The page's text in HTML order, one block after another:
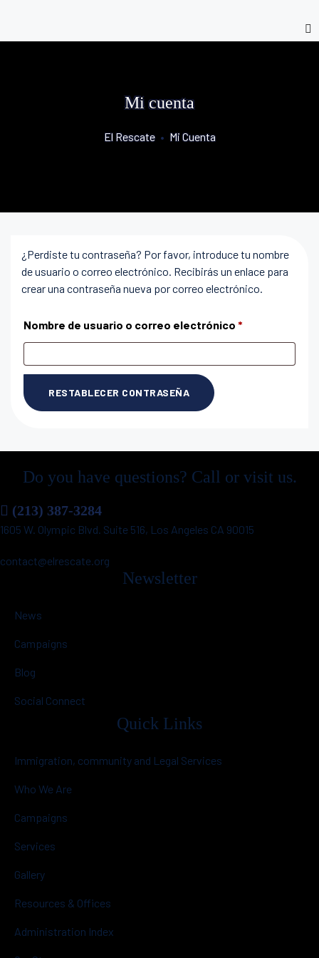
Mi cuenta
El Rescate • Mi Cuenta
¿Perdiste tu contraseña? Por favor, introduce tu nombre
de usuario o correo electrónico. Recibirás un enlace para
crear una contraseña nueva por correo electrónico.
Nombre de usuario o correo electrónico *
RESTABLECER CONTRASEÑA
Do you have questions? Call or visit us.
(213) 387-3284
1605 W. Olympic Blvd. Suite 516, Los Angeles CA 90015
contact@elrescate.org
Newsletter
News
Campaigns
Blog
Social Connect
Quick Links
Immigration, community and Legal Services
Who We Are
Campaigns
Services
Gallery
Resources & Offices
Administration Index